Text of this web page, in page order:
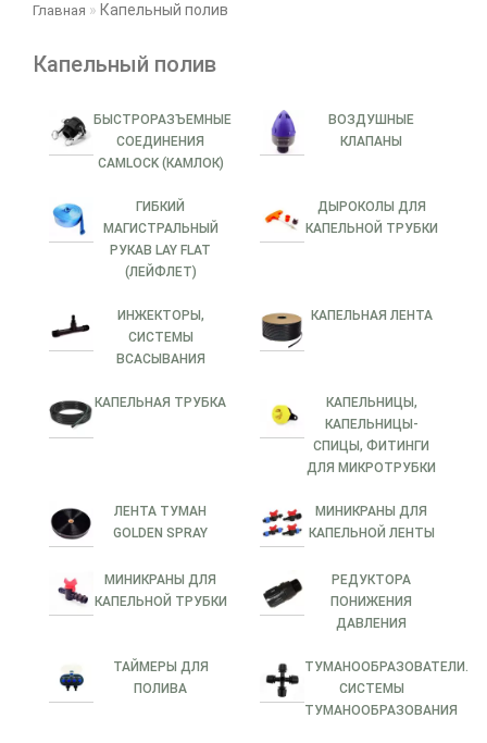
Главная Капельный полив
Капельный полив
БЫСТРОРАЗЪЕМНЫЕ
СОЕДИНЕНИЯ
CAMLOCK (КАМЛОК)
ВОЗДУШНЫЕ
КЛАПАНЫ
ГИБКИЙ
МАГИСТРАЛЬНЫЙ
РУКАВ LAY FLAT
(ЛЕЙФЛЕТ)
ДЫРОКОЛЫ ДЛЯ
КАПЕЛЬНОЙ ТРУБКИ
ИНЖЕКТОРЫ,
СИСТЕМЫ
ВСАСЫВАНИЯ
КАПЕЛЬНАЯ ЛЕНТА
КАПЕЛЬНАЯ ТРУБКА
КАПЕЛЬНИЦЫ,
КАПЕЛЬНИЦЫ-
СПИЦЫ, ФИТИНГИ
ДЛЯ МИКРОТРУБКИ
ЛЕНТА ТУМАН
GOLDEN SPRAY
МИНИКРАНЫ ДЛЯ
КАПЕЛЬНОЙ ЛЕНТЫ
МИНИКРАНЫ ДЛЯ
КАПЕЛЬНОЙ ТРУБКИ
РЕДУКТОРА
ПОНИЖЕНИЯ
ДАВЛЕНИЯ
ТАЙМЕРЫ ДЛЯ
ПОЛИВА
ТУМАНООБРАЗОВАТЕЛИ.
СИСТЕМЫ
ТУМАНООБРАЗОВАНИЯ